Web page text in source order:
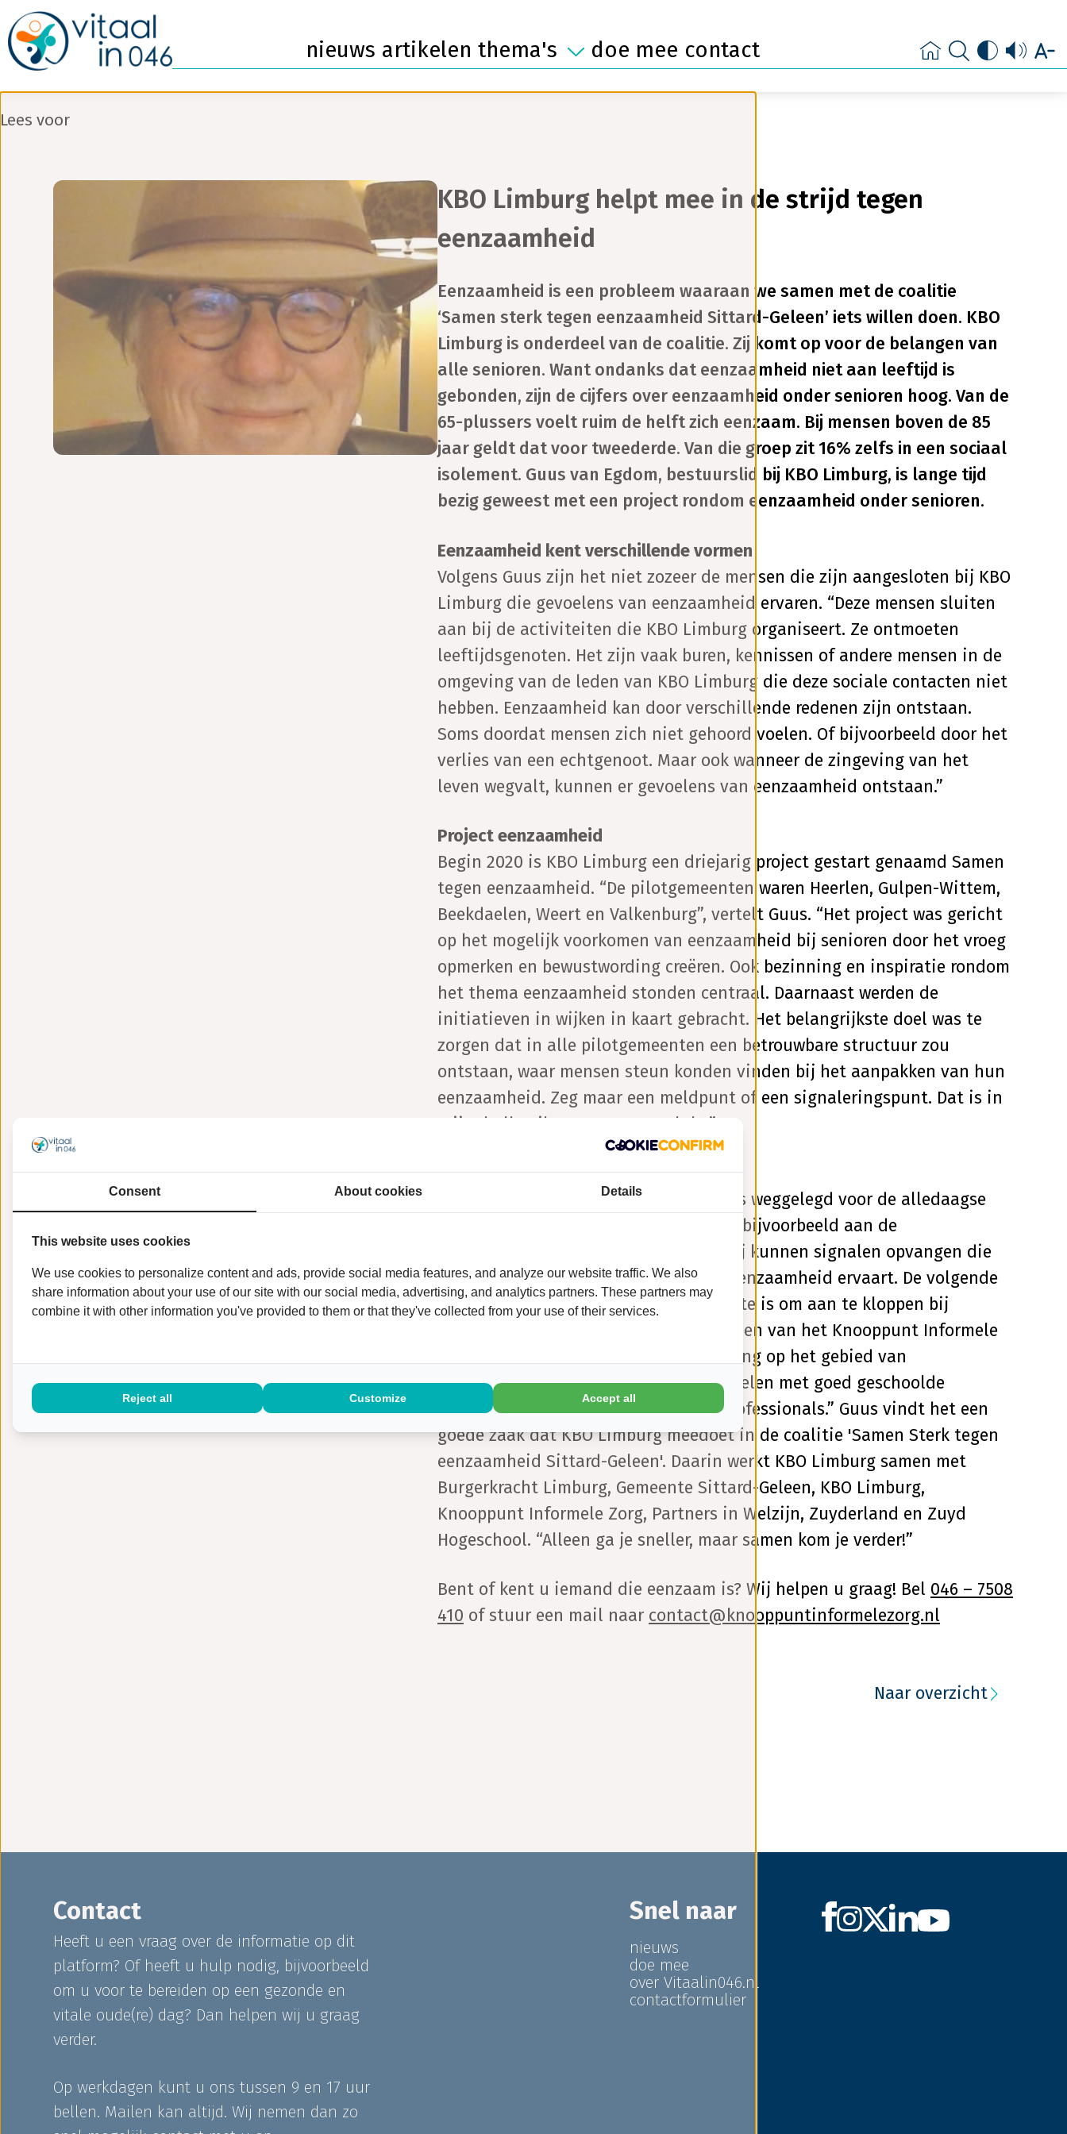
nieuws artikelen thema's
vrijwilligerswerkdoe mee contact
Lees voor
KBO Limburg helpt mee in de strijd tegen
eenzaamheid
Eenzaamheid is een probleem waaraan we samen met de coalitie
‘Samen sterk tegen eenzaamheid Sittard-Geleen’ iets willen doen. KBO
Limburg is onderdeel van de coalitie. Zij komt op voor de belangen van
alle senioren. Want ondanks dat eenzaamheid niet aan leeftijd is
gebonden, zijn de cijfers over eenzaamheid onder senioren hoog. Van de
65-plussers voelt ruim de helft zich eenzaam. Bij mensen boven de 85
jaar geldt dat voor tweederde. Van die groep zit 16% zelfs in een sociaal
isolement. Guus van Egdom, bestuurslid bij KBO Limburg, is lange tijd
bezig geweest met een project rondom eenzaamheid onder senioren.
Eenzaamheid kent verschillende vormen
Volgens Guus zijn het niet zozeer de mensen die zijn aangesloten bij KBO
Limburg die gevoelens van eenzaamheid ervaren. “Deze mensen sluiten
aan bij de activiteiten die KBO Limburg organiseert. Ze ontmoeten
leeftijdsgenoten. Het zijn vaak buren, kennissen of andere mensen in de
omgeving van de leden van KBO Limburg die deze sociale contacten niet
hebben. Eenzaamheid kan door verschillende redenen zijn ontstaan.
Soms doordat mensen zich niet gehoord voelen. Of bijvoorbeeld door het
verlies van een echtgenoot. Maar ook wanneer de zingeving van het
leven wegvalt, kunnen er gevoelens van eenzaamheid ontstaan.”
Project eenzaamheid
Begin 2020 is KBO Limburg een driejarig project gestart genaamd Samen
tegen eenzaamheid. “De pilotgemeenten waren Heerlen, Gulpen-Wittem,
Beekdaelen, Weert en Valkenburg”, vertelt Guus. “Het project was gericht
op het mogelijk voorkomen van eenzaamheid bij senioren door het vroeg
opmerken en bewustwording creëren. Ook bezinning en inspiratie rondom
het thema eenzaamheid stonden centraal. Daarnaast werden de
initiatieven in wijken in kaart gebracht. Het belangrijkste doel was te
zorgen dat in alle pilotgemeenten een betrouwbare structuur zou
ontstaan, waar mensen steun konden vinden bij het aanpakken van hun
eenzaamheid. Zeg maar een meldpunt of een signaleringspunt. Dat is in
vrijwel alle pilotgemeenten gelukt.”
Samenwerken helpt
Guus denkt dat er een belangrijke rol is weggelegd voor de alledaagse
contacten van eenzame ouderen. Denk bijvoorbeeld aan de
fysiotherapeut, poetshulp of buren. “Zij kunnen signalen opvangen die
aangeven dat iemand gevoelens van eenzaamheid ervaart. De volgende
stap is om er iets mee te doen. Het beste is om aan te kloppen bij
Contactpunt Eenzaamheid Sittard-Geleen van het Knooppunt Informele
Zorg. Zij hebben ontzettend veel ervaring op het gebied van
eenzaamheid en kunnen meteen schakelen met goed geschoolde
vrijwilligers en als dat nodig is met professionals.” Guus vindt het een
goede zaak dat KBO Limburg meedoet in de coalitie 'Samen Sterk tegen
eenzaamheid Sittard-Geleen'. Daarin werkt KBO Limburg samen met
Burgerkracht Limburg, Gemeente Sittard-Geleen, KBO Limburg,
Knooppunt Informele Zorg, Partners in Welzijn, Zuyderland en Zuyd
Hogeschool. “Alleen ga je sneller, maar samen kom je verder!”
Bent of kent u iemand die eenzaam is? Wij helpen u graag! Bel 046 – 7508
410 of stuur een mail naar contact@knooppuntinformelezorg.nl
Naar overzicht
Contact
Heeft u een vraag over de informatie op dit
platform? Of heeft u hulp nodig, bijvoorbeeld
om u voor te bereiden op een gezonde en
vitale oude(re) dag? Dan helpen wij u graag
verder.
Op werkdagen kunt u ons tussen 9 en 17 uur
bellen. Mailen kan altijd. Wij nemen dan zo
Snel naar
nieuws
doe mee
over Vitaalin046.nl
contactformulier
Consent About cookies Details
This website uses cookies
We use cookies to personalize content and ads, provide social media features, and analyze our website traffic. We also
share information about your use of our site with our social media, advertising, and analytics partners. These partners may
combine it with other information you've provided to them or that they've collected from your use of their services.
Reject all Customize Accept all